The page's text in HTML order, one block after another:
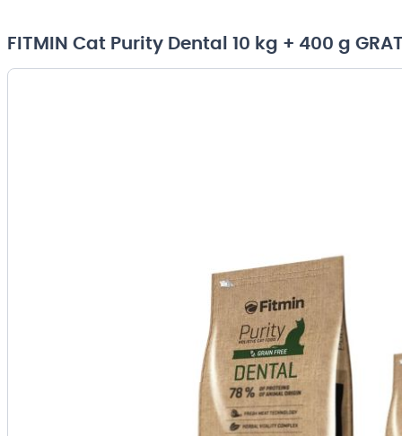
FITMIN Cat Purity Dental 10 kg + 400 g
Przejdź